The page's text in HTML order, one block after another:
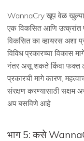
WannaCry खूप वेळ
एक विकसित आणि उत्क्रांत
विकसित का व्हायरस अशा
विविध प्रकारच्या विकास
नंतर असू शकते किंवा फक्त
प्रकारची मागे कारण,
संरक्षण करण्यासाठी
अप बसविणे आहे.
भाग 5: कसे